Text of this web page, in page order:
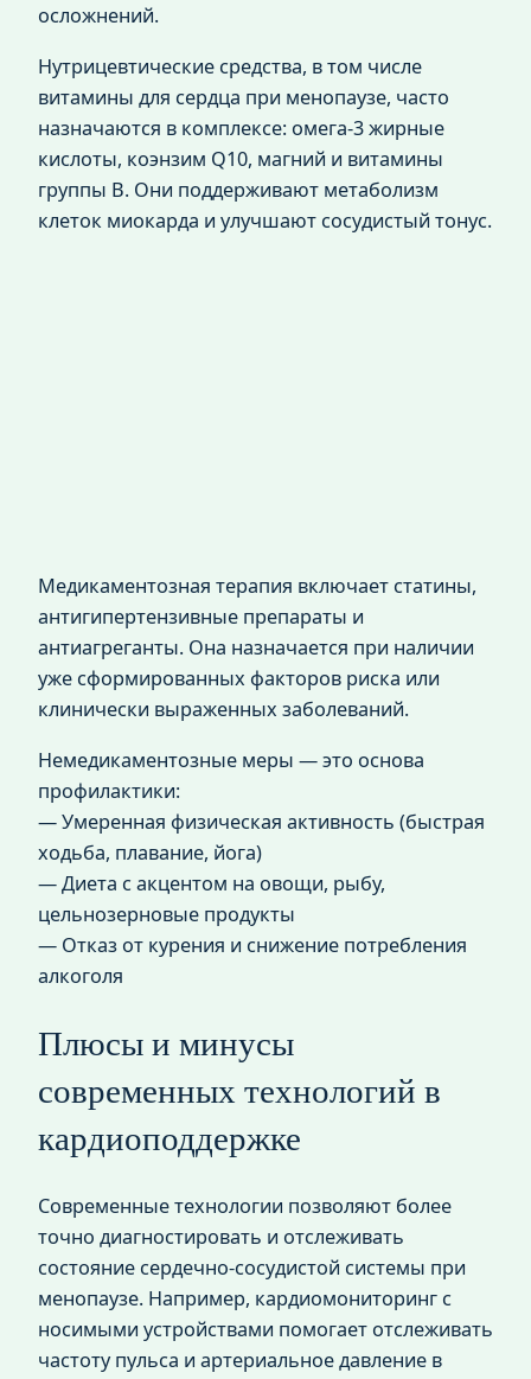
осложнений.
Нутрицевтические средства, в том числе
витамины для сердца при менопаузе, часто
назначаются в комплексе: омега-3 жирные
кислоты, коэнзим Q10, магний и витамины
группы B. Они поддерживают метаболизм
клеток миокарда и улучшают сосудистый тонус.
Медикаментозная терапия включает статины,
антигипертензивные препараты и
антиагреганты. Она назначается при наличии
уже сформированных факторов риска или
клинически выраженных заболеваний.
Немедикаментозные меры — это основа
профилактики:
— Умеренная физическая активность (быстрая
ходьба, плавание, йога)
— Диета с акцентом на овощи, рыбу,
цельнозерновые продукты
— Отказ от курения и снижение потребления
алкоголя
Плюсы и минусы
современных технологий в
кардиоподдержке
Современные технологии позволяют более
точно диагностировать и отслеживать
состояние сердечно-сосудистой системы при
менопаузе. Например, кардиомониторинг с
носимыми устройствами помогает отслеживать
частоту пульса и артериальное давление в